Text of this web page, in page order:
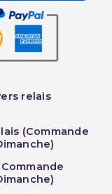
relais
(Commande